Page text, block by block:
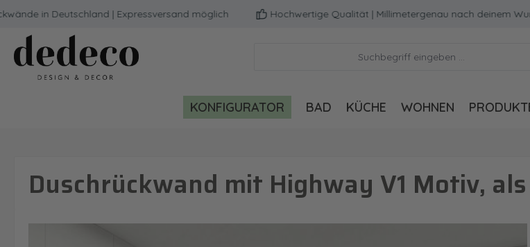
Hauptinhalt springen
Zur Suche springen
Zur Hauptnavigation springen
in Deutschland | Expressversand möglich Hochwertige Qualität | Millimetergenau nach deinem
KONFIGURATOR BAD KÜCHE WOHNEN
Duschrückwand mit Highway V1 Motiv,